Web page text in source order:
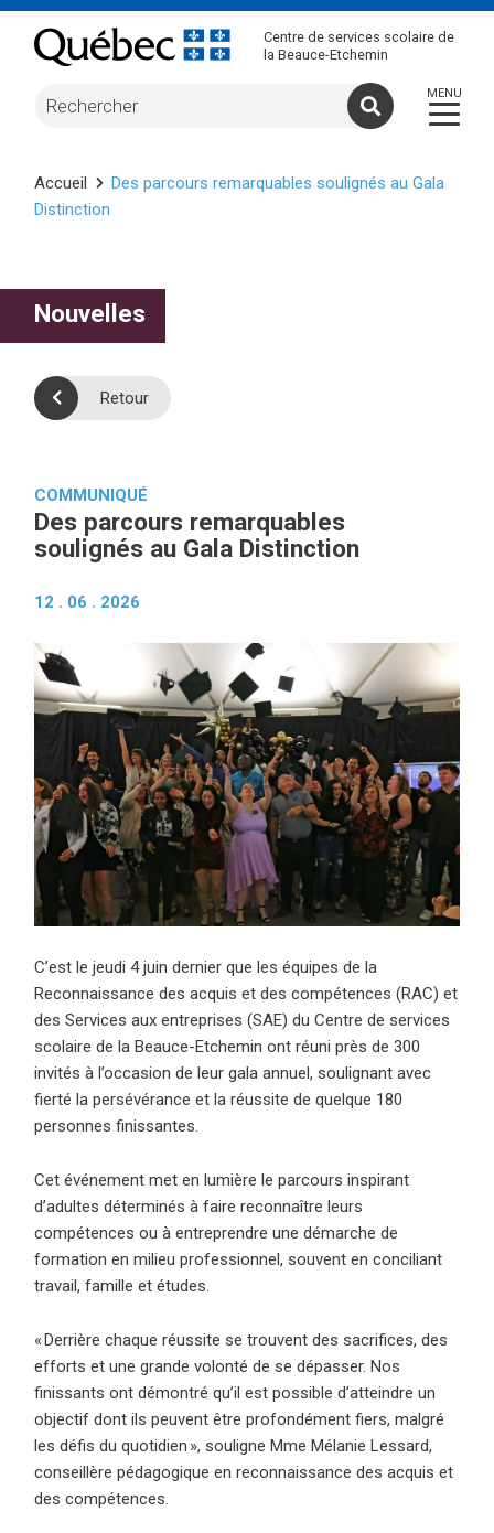
Centre de services scolaire de
la Beauce-Etchemin
Accueil
Des parcours remarquables soulignés au Gala
Distinction
Nouvelles
Retour
COMMUNIQUÉ
Des parcours remarquables
soulignés au Gala Distinction
12 . 06 . 2026
C’est le jeudi 4 juin dernier que les équipes de la
Reconnaissance des acquis et des compétences (RAC) et
des Services aux entreprises (SAE) du Centre de services
scolaire de la Beauce-Etchemin ont réuni près de 300
invités à l’occasion de leur gala annuel, soulignant avec
fierté la persévérance et la réussite de quelque 180
personnes finissantes.
Cet événement met en lumière le parcours inspirant
d’adultes déterminés à faire reconnaître leurs
compétences ou à entreprendre une démarche de
formation en milieu professionnel, souvent en conciliant
travail, famille et études.
« Derrière chaque réussite se trouvent des sacrifices, des
efforts et une grande volonté de se dépasser. Nos
finissants ont démontré qu’il est possible d’atteindre un
objectif dont ils peuvent être profondément fiers, malgré
les défis du quotidien », souligne Mme Mélanie Lessard,
conseillère pédagogique en reconnaissance des acquis et
des compétences.